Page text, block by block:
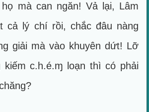
mà can ngăn! Vả lại, Lâm
cả lý chí rồi, chắc đâu nàng
giải mà vào khuyên dứt! Lỡ
kiếm c.h.é.ɱ loạn thì có phải